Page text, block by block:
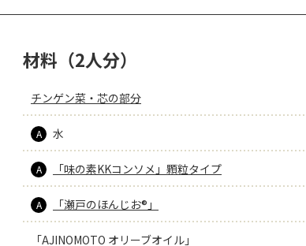
材料（2人分）
チンゲン菜・芯の部分
A 水
A 「味の素KKコンソメ」顆粒タイプ
A 「瀬戸のほんじお®」
「AJINOMOTO オリーブオイル」